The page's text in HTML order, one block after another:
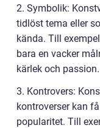
2. Symbolik:
tidlöst tema eller
kända. Till
bara en vacker
kärlek och passion.
3. Kontrovers:
kontroverser kan
popularitet. Till